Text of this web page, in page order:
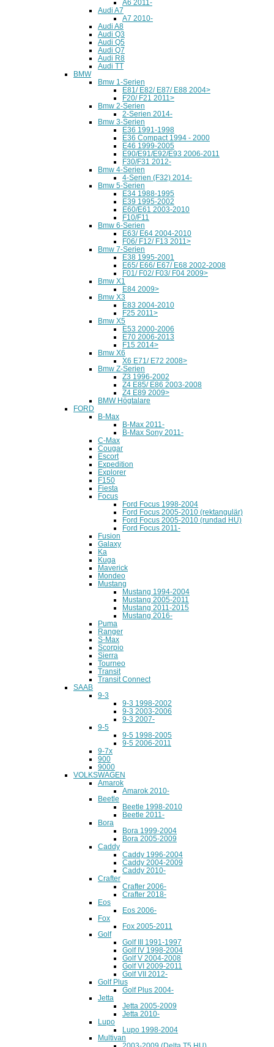
A6 2011-
Audi A7
A7 2010-
Audi A8
Audi Q3
Audi Q5
Audi Q7
Audi R8
Audi TT
BMW
Bmw 1-Serien
E81/ E82/ E87/ E88 2004>
F20/ F21 2011>
Bmw 2-Serien
2-Serien 2014-
Bmw 3-Serien
E36 1991-1998
E36 Compact 1994 - 2000
E46 1999-2005
E90/E91/E92/E93 2006-2011
F30/F31 2012-
Bmw 4-Serien
4-Serien (F32) 2014-
Bmw 5-Serien
E34 1988-1995
E39 1995-2002
E60/E61 2003-2010
F10/F11
Bmw 6-Serien
E63/ E64 2004-2010
F06/ F12/ F13 2011>
Bmw 7-Serien
E38 1995-2001
E65/ E66/ E67/ E68 2002-2008
F01/ F02/ F03/ F04 2009>
Bmw X1
E84 2009>
Bmw X3
E83 2004-2010
F25 2011>
Bmw X5
E53 2000-2006
E70 2006-2013
F15 2014>
Bmw X6
X6 E71/ E72 2008>
Bmw Z-Serien
Z3 1996-2002
Z4 E85/ E86 2003-2008
Z4 E89 2009>
BMW Högtalare
FORD
B-Max
B-Max 2011-
B-Max Sony 2011-
C-Max
Cougar
Escort
Expedition
Explorer
F150
Fiesta
Focus
Ford Focus 1998-2004
Ford Focus 2005-2010 (rektangulär)
Ford Focus 2005-2010 (rundad HU)
Ford Focus 2011-
Fusion
Galaxy
Ka
Kuga
Maverick
Mondeo
Mustang
Mustang 1994-2004
Mustang 2005-2011
Mustang 2011-2015
Mustang 2016-
Puma
Ranger
S-Max
Scorpio
Sierra
Tourneo
Transit
Transit Connect
SAAB
9-3
9-3 1998-2002
9-3 2003-2006
9-3 2007-
9-5
9-5 1998-2005
9-5 2006-2011
9-7x
900
9000
VOLKSWAGEN
Amarok
Amarok 2010-
Beetle
Beetle 1998-2010
Beetle 2011-
Bora
Bora 1999-2004
Bora 2005-2009
Caddy
Caddy 1996-2004
Caddy 2004-2009
Caddy 2010-
Crafter
Crafter 2006-
Crafter 2018-
Eos
Eos 2006-
Fox
Fox 2005-2011
Golf
Golf III 1991-1997
Golf IV 1998-2004
Golf V 2004-2008
Golf VI 2009-2011
Golf VII 2012-
Golf Plus
Golf Plus 2004-
Jetta
Jetta 2005-2009
Jetta 2010-
Lupo
Lupo 1998-2004
Multivan
2003-2009 (Delta T5 HU)